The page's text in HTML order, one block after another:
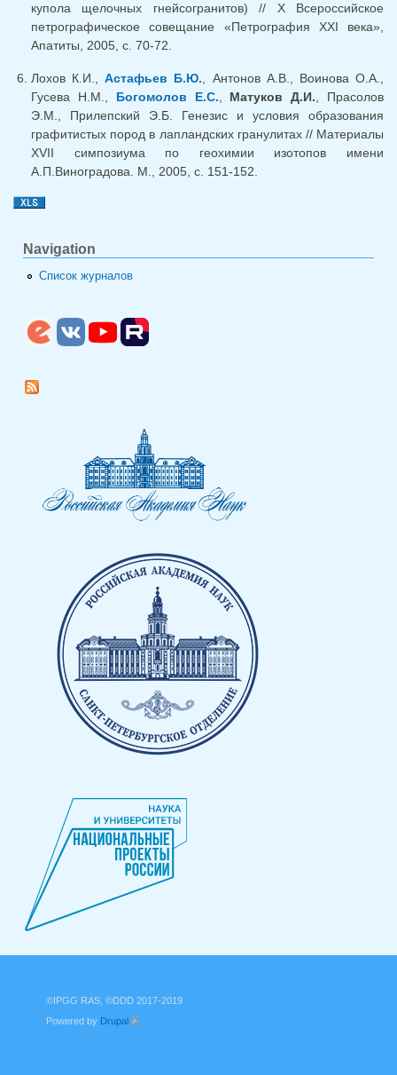
купола щелочных гнейсогранитов) // X Всероссийское
петрографическое совещание «Петрография XXI века»,
Апатиты, 2005, с. 70-72.
Лохов К.И.,Астафьев Б.Ю. , Антонов А.В., Воинова О.А.,
Гусева Н.М., Богомолов Е.С. Матуков Д.И. , Прасолов
Э.М., Прилепский Э.Б. Генезис и условия образования
графитистых пород в лапландских гранулитах // Материалы
XVII симпозиума по геохимии изотопов имени
А.П.Виноградова. М., 2005, с. 151-152.
Navigation
Список журналов
©IPGG RAS, ©DDD 2017-2019
Powered by Drupal